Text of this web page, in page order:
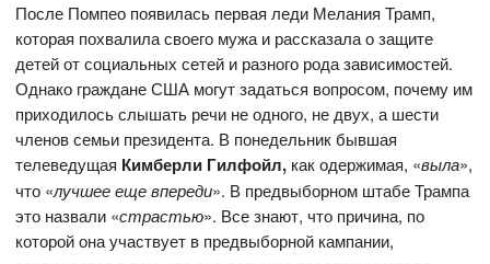
После Помпео появилась первая леди Мелания Трамп,
которая похвалила своего мужа и рассказала о защите
детей от социальных сетей и разного рода зависимостей.
Однако граждане США могут задаться вопросом, почему им
приходилось слышать речи не одного, не двух, а шести
членов семьи президента. В понедельник бывшая
телеведущая Кимберли Гилфойл, как одержимая, «выла»,
что «лучшее еще впереди». В предвыборном штабе Трампа
это назвали «страстью». Все знают, что причина, по
которой она участвует в предвыборной кампании,